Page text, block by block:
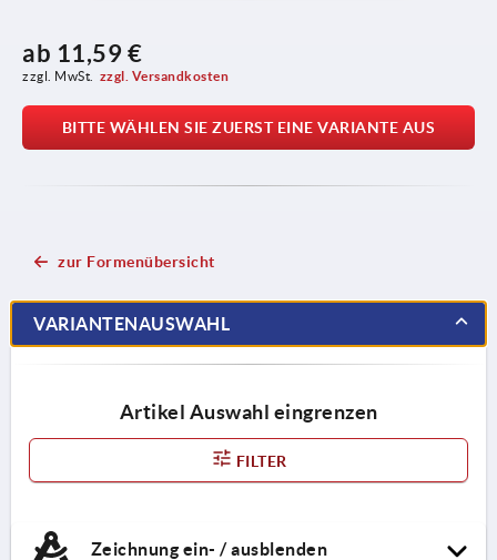
ab 11,59 €
zzgl. MwSt. zzgl. Versandkosten
BITTE WÄHLEN SIE ZUERST EINE VARIANTE AUS
zur Formenübersicht
VARIANTENAUSWAHL
Artikel Auswahl eingrenzen
FILTER
Zeichnung ein- / ausblenden